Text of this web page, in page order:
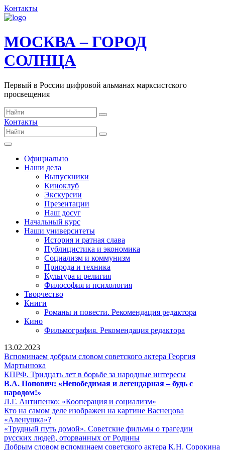
Контакты
МОСКВА – ГОРОД
СОЛНЦА
Первый в России цифровой альманах марксистского
просвещения
Контакты
Официально
Наши дела
Выпускники
Киноклуб
Экскурсии
Презентации
Наш досуг
Начальный курс
Наши университеты
История и ратная слава
Публицистика и экономика
Социализм и коммунизм
Природа и техника
Культура и религия
Философия и психология
Творчество
Книги
Романы и повести. Рекомендация редактора
Кино
Фильмография. Рекомендация редактора
13.02.2023
Вспоминаем добрым словом советского актера Георгия
Мартынюка
добрым
словом
актера
Георгия
Мартынюка
КПРФ. Тридцать лет в борьбе за народные интересыКПРФ.
Тридцать
народные
В.А. Попович: «Непобедимая и легендарная – будь с
народом!»
Попович:
«Непобедимая
и
легендарная
–
будь
Л.Г. Антипенко: «Кооперация и социализм»
Антипенко:
и
Кто на самом деле изображен на картине Васнецова
«Аленушка»?Кто
на
самом
деле
«Трудный путь домой». Советские фильмы о трагедии
русских людей, оторванных от Родины«Трудный
путь
Добрым словом вспоминаем советского актера К.Н. Сорокина